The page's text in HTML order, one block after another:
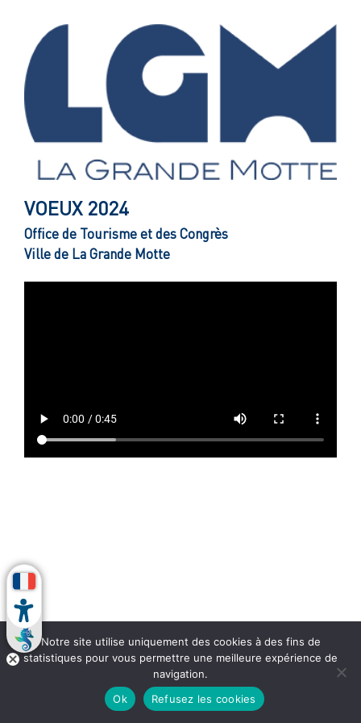
contenu
VOEUX 2024
Office de Tourisme et des Congrès
Ville de La Grande Motte
Notre site utilise uniquement des cookies à des fins de
statistiques pour vous permettre une meilleure expérience de
navigation.
Ok
Refusez les cookies